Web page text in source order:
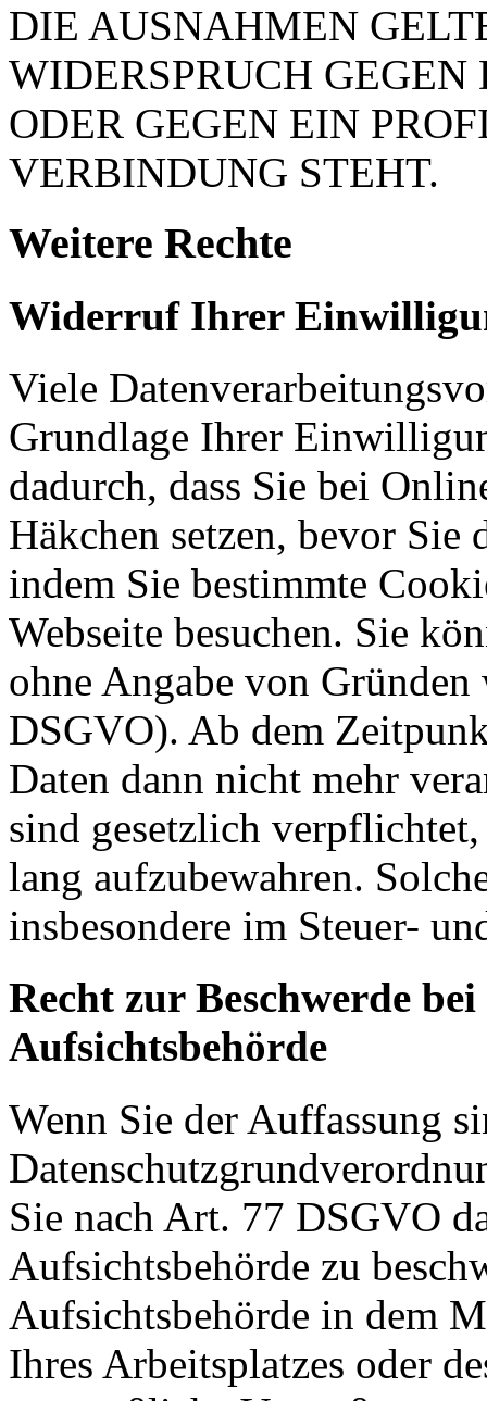
DIE AUSNAHMEN
WIDERSPRUCH
ODER GEGEN EIN
VERBINDUNG STEHT.
Weitere Rechte
Widerruf Ihrer
Viele
Grundlage Ihrer
dadurch, dass Sie bei
Häkchen setzen, bevor Sie
indem Sie bestimmte
Webseite besuchen. Sie
ohne Angabe von
DSGVO). Ab dem
Daten dann nicht mehr
sind gesetzlich
lang aufzubewahren.
insbesondere im Steuer-
Recht zur Beschwerde
Aufsichtsbehörde
Wenn Sie der Auffassung
Sie nach Art. 77 DSGVO
Aufsichtsbehörde zu
Aufsichtsbehörde in dem
Ihres Arbeitsplatzes oder